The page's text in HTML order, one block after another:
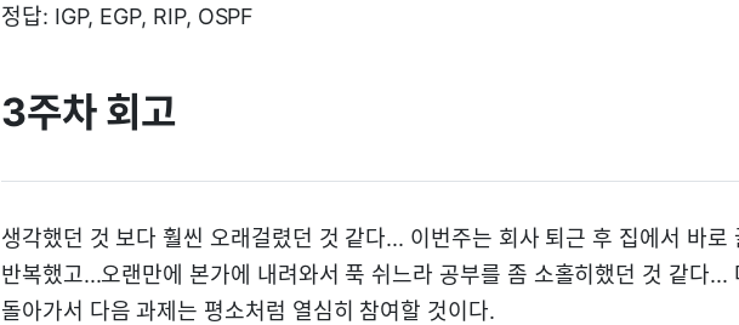
정답: IGP, EGP, RIP, OSPF
3주차 회고
생각했던 것 보다 훨씬 오래걸렸던 것 같다... 이번주는 회사 퇴근 후 집에서 바로
반복했고...오랜만에 본가에 내려와서 푹 쉬느라 공부를 좀 소홀히했던 것 같다...
돌아가서 다음 과제는 평소처럼 열심히 참여할 것이다.